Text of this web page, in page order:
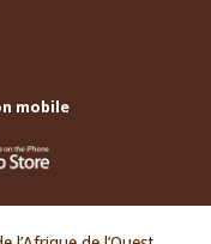
mobile